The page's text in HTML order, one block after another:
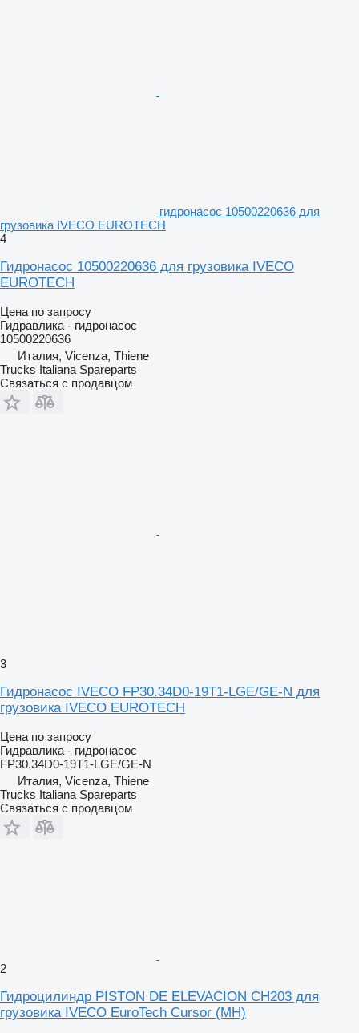
гидронасос 10500220636 для
грузовика IVECO EUROTECH
4
Гидронасос 10500220636 для грузовика IVECO
EUROTECH
Цена по запросу
Гидравлика - гидронасос
10500220636
Италия, Vicenza, Thiene
Trucks Italiana Spareparts
Связаться с продавцом
3
Гидронасос IVECO FP30.34D0-19T1-LGE/GE-N для
грузовика IVECO EUROTECH
Цена по запросу
Гидравлика - гидронасос
FP30.34D0-19T1-LGE/GE-N
Италия, Vicenza, Thiene
Trucks Italiana Spareparts
Связаться с продавцом
2
Гидроцилиндр PISTON DE ELEVACION CH203 для
грузовика IVECO EuroTech Cursor (MH)